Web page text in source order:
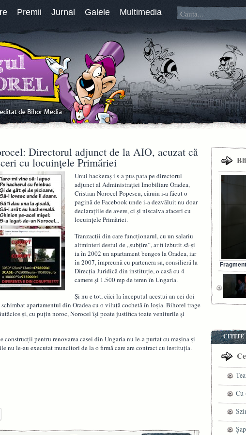
Premii Jurnal Galele Multimedia
Directorul adjunct de la AIO, acuzat că
cu locuințele Primăriei
Unui hackeraș i s-a pus pata pe directorul
adjunct al Administraţiei Imobiliare Oradea,
Cristian Norocel Popescu, căruia i-a făcut o
pagină de Facebook unde i-a dezvăluit nu doar
declaraţiile de avere, ci şi niscaiva afaceri cu
locuinţele Primăriei.
Tranzacţii din care funcţionarul, cu un salariu
altminteri destul de „subţire”, ar fi izbutit să-şi
ia în 2002 un apartament bengos la Oradea, iar
în 2007, împreună cu partenera sa, consilieră la
Direcţia Juridică din instituţie, o casă cu 4
camere şi 1.500 mp de teren în Ungaria.
Şi nu e tot, căci la începutul acestui an cei doi
apartamentul din Oradea cu o viluţă cochetă în Ioşia. Bihorel trage
şi, cu puţin noroc, Norocel îşi poate justifica toate veniturile şi
construcţii pentru renovarea casei din Ungaria nu le-a purtat cu maşina şi
nu le-au executat muncitori de la o firmă care are contract cu instituţia.
CITITE
Cu